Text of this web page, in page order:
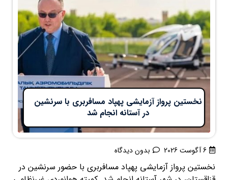
نخستین پرواز آزمایشی پهپاد مسافربری با سرنشین
در آستانه انجام شد
6 آگوست 2026 بدون دیدگاه
نخستین پرواز آزمایشی پهپاد مسافربری با حضور سرنشین در